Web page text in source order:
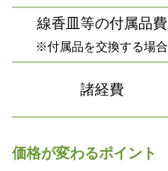
線香皿等の付属品費
※付属品を交換する場合
諸経費
価格が変わるポイント